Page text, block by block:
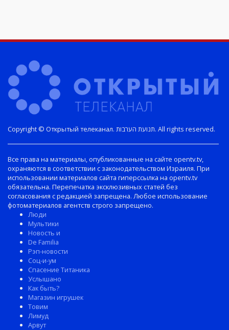
Copyright © Открытый телеканал. תנועת הערבות. All rights reserved.
Все права на материалы, опубликованные на сайте opentv.tv,
охраняются в соответствии с законодательством Израиля. При
использовании материалов сайта гиперссылка на opentv.tv
обязательна. Перепечатка эксклюзивных статей без
согласования с редакцией запрещена. Любое использование
фотоматериалов агентств строго запрещено.
Люди
Мультики
Новость и
De Familia
Рэп-новости
Соц-и-ум
Спасение Титаника
Услышано
Как быть?
Магазин игрушек
Товим
Лимуд
Арвут